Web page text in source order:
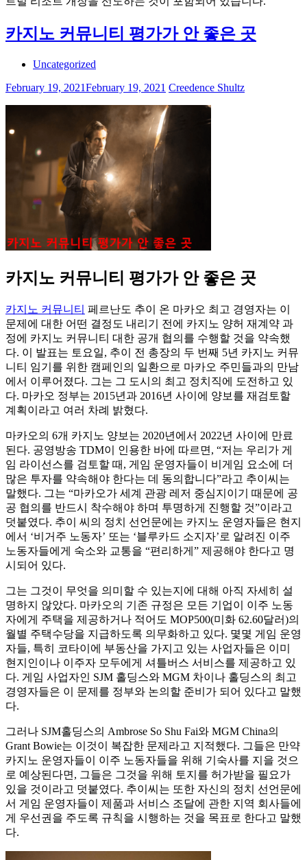
카지노 커뮤니티 평가가 안 좋은 곳
Uncategorized
February 19, 2021February 19, 2021 Creedence Shultz
카지노 커뮤니티 평가가 안 좋은 곳
카지노 커뮤니티 페르난도 추이 온 마카오 최고 경영자는 이
문제에 대한 어떤 결정도 내리기 전에 카지노 양허 재계약 과
정에 카지노 커뮤니티 대한 공개 협의를 수행할 것을 약속했
다. 이 발표는 토요일, 추이 전 총장의 두 번째 5년 카지노 커뮤
니티 임기를 위한 캠페인의 일환으로 마카오 주민들과의 만남
에서 이루어졌다. 그는 그 도시의 최고 정치직에 도전하고 있
다. 마카오 정부는 2015년과 2016년 사이에 양보를 재검토할
계획이라고 여러 차례 밝혔다.
마카오의 6개 카지노 양보는 2020년에서 2022년 사이에 만료
된다. 공영방송 TDM이 인용한 바에 따르면, “저는 우리가 게
임 라이선스를 검토할 때, 게임 운영자들이 비게임 요소에 더
많은 투자를 약속해야 한다는 데 동의합니다”라고 추이씨는
말했다. 그는 “마카오가 세계 관광 레저 중심지이기 때문에 공
공 협의를 반드시 착수해야 하며 투명하게 진행할 것”이라고
덧붙였다. 추이 씨의 정치 선언문에는 카지노 운영자들은 현지
에서 ‘비거주 노동자’ 또는 ‘블루카드 소지자’로 알려진 이주
노동자들에게 숙소와 교통을 “편리하게” 제공해야 한다고 명
시되어 있다.
그는 그것이 무엇을 의미할 수 있는지에 대해 아직 자세히 설
명하지 않았다. 마카오의 기존 규정은 모든 기업이 이주 노동
자에게 주택을 제공하거나 적어도 MOP500(미화 62.60달러)의
월별 주택수당을 지급하도록 의무화하고 있다. 몇몇 게임 운영
자들, 특히 코타이에 부동산을 가지고 있는 사업자들은 이미
현지인이나 이주자 모두에게 셔틀버스 서비스를 제공하고 있
다. 게임 사업자인 SJM 홀딩스와 MGM 차이나 홀딩스의 최고
경영자들은 이 문제를 정부와 논의할 준비가 되어 있다고 말했
다.
그러나 SJM홀딩스의 Ambrose So Shu Fai와 MGM China의
Grant Bowie는 이것이 복잡한 문제라고 지적했다. 그들은 만약
카지노 운영자들이 이주 노동자들을 위해 기숙사를 지을 것으
로 예상된다면, 그들은 그것을 위해 토지를 허가받을 필요가
있을 것이라고 덧붙였다. 추이씨는 또한 자신의 정치 선언문에
서 게임 운영자들이 제품과 서비스 조달에 관한 지역 회사들에
게 우선권을 주도록 규칙을 시행하는 것을 목표로 한다고 말했
다.